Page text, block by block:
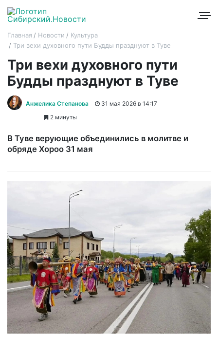
Главная Новости
Культура
Три вехи духовного пути Будды празднуют в Туве
Три вехи духовного пути
Будды празднуют в Туве
Анжелика Степанова
31 мая 2026 в 14:17
2 минуты
В Туве верующие объединились в молитве и
обряде Хороо 31 мая